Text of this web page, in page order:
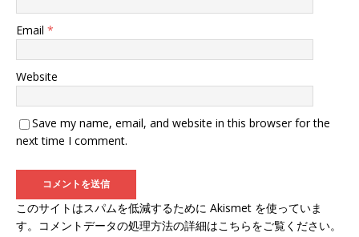
Email *
Website
Save my name, email, and website in this browser for the
next time I comment.
このサイトはスパムを低減するために Akismet を使っていま
す。
コメントデータの処理方法の詳細はこちらをご覧ください。